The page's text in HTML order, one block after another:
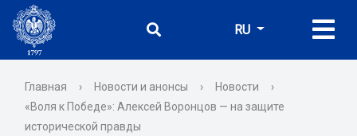
RU
Главная › Новости и анонсы › Новости
›
«Воля к Победе»: Алексей Воронцов — на защите
исторической правды